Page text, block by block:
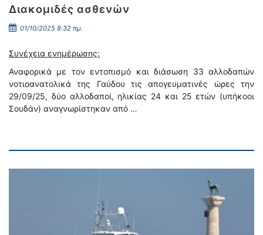
Διακομιδές ασθενών
01/10/2025 8:32 πμ.
Συνέχεια ενημέρωσης:
Αναφορικά με τον εντοπισμό και διάσωση 33 αλλοδαπών
νοτιοανατολικά της Γαύδου τις απογευματινές ώρες την
29/09/25, δύο αλλοδαποί, ηλικίας 24 και 25 ετών (υπήκοοι
Σουδάν) αναγνωρίστηκαν από …